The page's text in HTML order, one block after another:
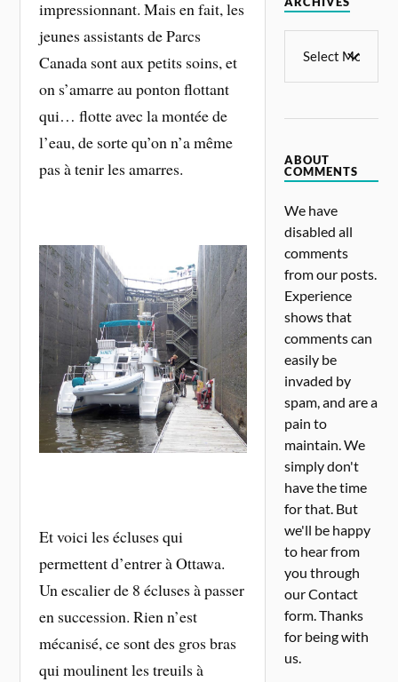
impressionnant. Mais en fait, les
jeunes assistants de Parcs
Canada sont aux petits soins, et
on s’amarre au ponton flottant
qui… flotte avec la montée de
l’eau, de sorte qu’on n’a même
pas à tenir les amarres.
Et voici les écluses qui
permettent d’entrer à Ottawa.
Un escalier de 8 écluses à passer
en succession. Rien n’est
mécanisé, ce sont des gros bras
qui moulinent les treuils à
ABOUT
COMMENTS
We have
disabled all
comments
from our posts.
Experience
shows that
comments can
easily be
invaded by
spam, and are a
pain to
maintain. We
simply don't
have the time
for that. But
we'll be happy
to hear from
you through
our Contact
form. Thanks
for being with
us.